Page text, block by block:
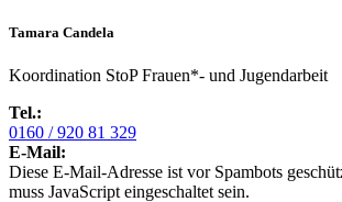
Tamara Candela
Koordination StoP Frauen*- und Jugendarbeit
Tel.:
0160 / 920 81 329
E-Mail:
Diese E-Mail-Adresse ist vor Spambots
muss JavaScript eingeschaltet sein.